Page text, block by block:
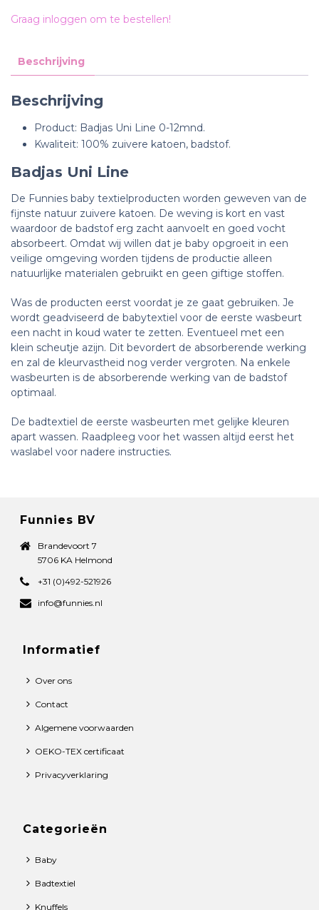
Graag inloggen om te bestellen!
Beschrijving
Beschrijving
Product: Badjas Uni Line 0-12mnd.
Kwaliteit: 100% zuivere katoen, badstof.
Badjas Uni Line
De Funnies baby textielproducten worden geweven van de
fijnste natuur zuivere katoen. De weving is kort en vast
waardoor de badstof erg zacht aanvoelt en goed vocht
absorbeert. Omdat wij willen dat je baby opgroeit in een
veilige omgeving worden tijdens de productie alleen
natuurlijke materialen gebruikt en geen giftige stoffen.
Was de producten eerst voordat je ze gaat gebruiken. Je
wordt geadviseerd de babytextiel voor de eerste wasbeurt
een nacht in koud water te zetten. Eventueel met een
klein scheutje azijn. Dit bevordert de absorberende werking
en zal de kleurvastheid nog verder vergroten. Na enkele
wasbeurten is de absorberende werking van de badstof
optimaal.
De badtextiel de eerste wasbeurten met gelijke kleuren
apart wassen. Raadpleeg voor het wassen altijd eerst het
waslabel voor nadere instructies.
Funnies BV
Brandevoort 7
5706 KA Helmond
+31 (0)492-521926
info@funnies.nl
Informatief
Over ons
Contact
Algemene voorwaarden
OEKO-TEX certificaat
Privacyverklaring
Categorieën
Baby
Badtextiel
Knuffels